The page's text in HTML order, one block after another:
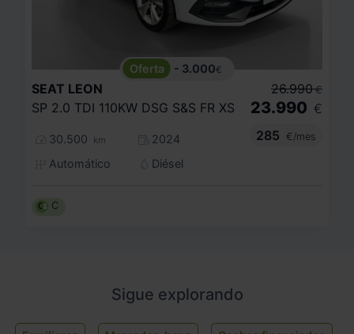
- 3.000€
SEAT LEON
SP 2.0 TDI 110KW DSG S&S FR XS
30.500 km
2024
Automático
Diésel
26.990 €
23.990 €
285
€/mes
C
Sigue explorando